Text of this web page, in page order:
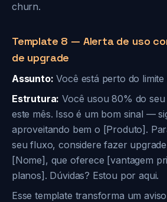
churn.
Template 8 — Alerta de uso
de upgrade
Assunto: Você está perto do
Estrutura: Você usou 80% do
este mês. Isso é um bom sinal —
aproveitando bem o [Produto].
seu fluxo, considere fazer
[Nome], que oferece [vantagem
planos]. Dúvidas? Estou por aqui.
Esse template transforma um